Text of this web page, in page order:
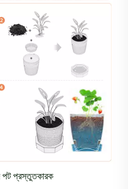
পট প্রস্তুতকারক